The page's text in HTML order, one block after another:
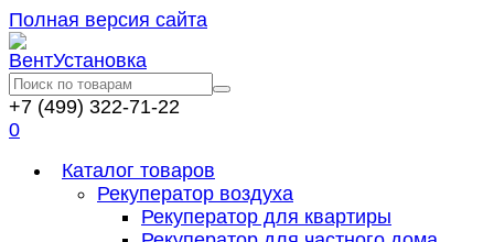
Полная версия сайта
+7 (499) 322-71-22
0
Каталог товаров
Рекуператор воздуха
Рекуператор для квартиры